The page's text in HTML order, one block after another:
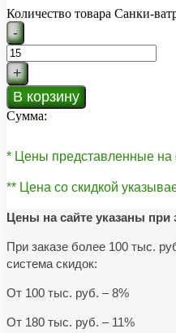
Количество товара Санки-
-
+
В корзину
Сумма:
* Цены представленные на
** Цена со скидкой
Цены на сайте указаны при
При заказе более 100 тыс.
система скидок:
От 100 тыс. руб. – 8%
От 180 тыс. руб. – 11%